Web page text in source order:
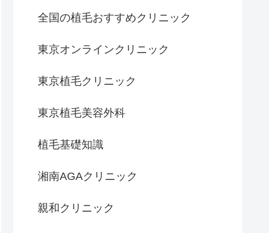
全国の植毛おすすめクリニック
東京オンラインクリニック
東京植毛クリニック
東京植毛美容外科
植毛基礎知識
湘南AGAクリニック
親和クリニック